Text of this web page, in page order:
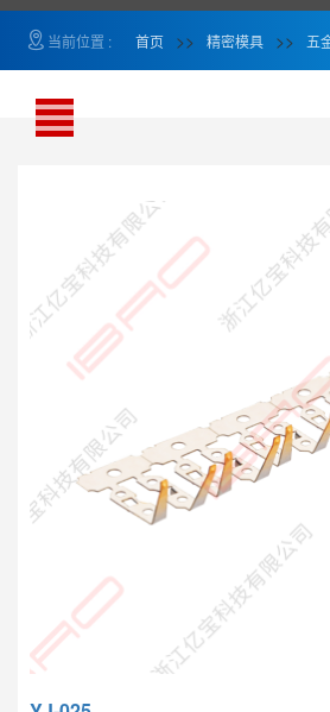
当前位置 : 首页 >> 精密模具 >> 五